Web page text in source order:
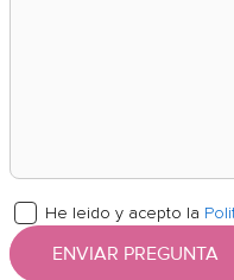
He leido y acepto la
ENVIAR PREGUNTA